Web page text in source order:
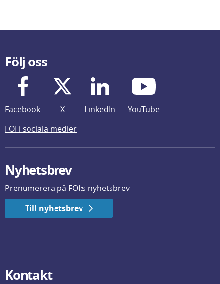
Följ oss
Facebook X LinkedIn
YouTube
FOI i sociala medier
Nyhetsbrev
Prenumerera på FOI:s nyhetsbrev
Till nyhetsbrev
Kontakt